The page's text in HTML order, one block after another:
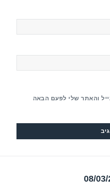
והאתר שלי לפעם הבאה